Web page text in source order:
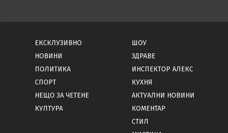
ЕКСКЛУЗИВНО
НОВИНИ
ПОЛИТИКА
СПОРТ
НЕЩО ЗА ЧЕТЕНЕ
КУЛТУРА
ШОУ
ЗДРАВЕ
ИНСПЕКТОР АЛЕКС
КУХНЯ
АКТУАЛНИ НОВИНИ
КОМЕНТАР
СТИЛ